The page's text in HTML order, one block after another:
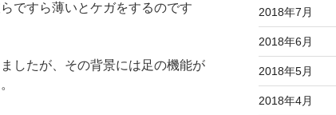
ですら薄いとケガをするのです
したが、その背景には足の機能が
2018年7月
2018年6月
2018年5月
2018年4月